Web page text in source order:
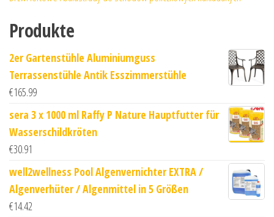
Produkte
2er Gartenstühle Aluminiumguss
Terrassenstühle Antik Esszimmerstühle
€165.99
sera 3 x 1000 ml Raffy P Nature Hauptfutter für
Wasserschildkröten
€30.91
well2wellness Pool Algenvernichter EXTRA /
Algenverhüter / Algenmittel in 5 Größen
€14.42